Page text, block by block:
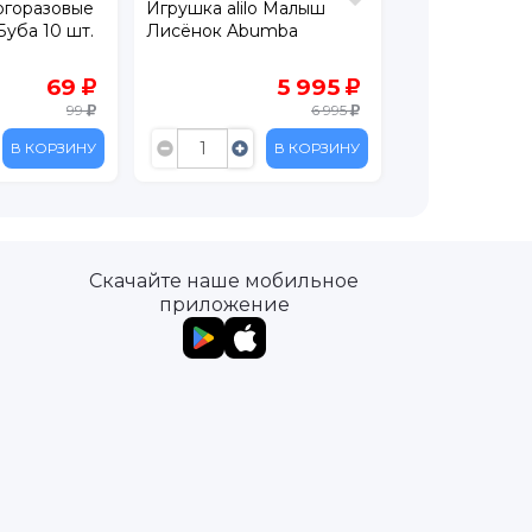
10 шт.
69
99
В КОРЗИНУ
Игрушка alilo Малыш
Лисёнок Abumba
5 995
6 995
В КОРЗИНУ
Скачайте наше мобильное
приложение